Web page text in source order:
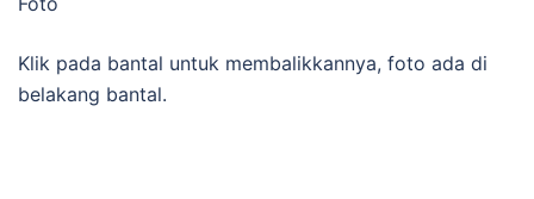
Klik pada bantal untuk membalikkannya, foto ada di
belakang bantal.